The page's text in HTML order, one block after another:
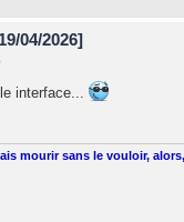
04/2026]
interface...
mourir sans le vouloir,